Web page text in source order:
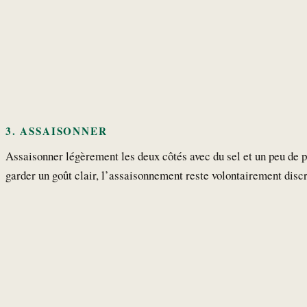
3. ASSAISONNER
Assaisonner légèrement les deux côtés avec du sel et un peu de
garder un goût clair, l’assaisonnement reste volontairement